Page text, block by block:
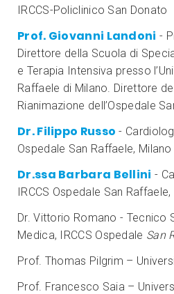
IRCCS-Policlinico San Donato
Prof. Giovanni Landoni -
Direttore della Scuola di
e Terapia Intensiva presso
Raffaele di Milano. Direttore
Rianimazione dell’Ospedale
Dr. Filippo Russo -
Ospedale San Raffaele, Milano
Dr.ssa Barbara Bellini -
IRCCS Ospedale San Raffaele,
Dr. Vittorio Romano - Tecnico
Medica, IRCCS Ospedale San
Prof. Thomas Pilgrim –
Prof. Francesco Saia –